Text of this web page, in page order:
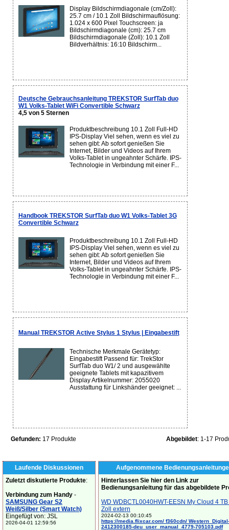
Display Bildschirmdiagonale (cm/Zoll):
25.7 cm / 10.1 Zoll Bildschirmauflösung:
1.024 x 600 Pixel Touchscreen: ja
Bildschirmdiagonale (cm): 25.7 cm
Bildschirmdiagonale (Zoll): 10.1 Zoll
Bildverhältnis: 16:10 Bildschirm...
Deutsche Gebrauchsanleitung TREKSTOR SurfTab duo
W1 Volks-Tablet WiFi Convertible Schwarz
4,5 von 5 Sternen
Produktbeschreibung 10.1 Zoll Full-HD
IPS-Display Viel sehen, wenn es viel zu
sehen gibt: Ab sofort genießen Sie
Internet, Bilder und Videos auf Ihrem
Volks-Tablet in ungeahnter Schärfe. IPS-
Technologie in Verbindung mit einer F...
Handbook TREKSTOR SurfTab duo W1 Volks-Tablet 3G
Convertible Schwarz
Produktbeschreibung 10.1 Zoll Full-HD
IPS-Display Viel sehen, wenn es viel zu
sehen gibt: Ab sofort genießen Sie
Internet, Bilder und Videos auf Ihrem
Volks-Tablet in ungeahnter Schärfe. IPS-
Technologie in Verbindung mit einer F...
Manual TREKSTOR Active Stylus 1 Stylus | Eingabestift
Technische Merkmale Gerätetyp:
Eingabestift Passend für: TrekStor
SurfTab duo W1/ 2 und ausgewählte
geeignete Tablets mit kapazitivem
Display Artikelnummer: 2055020
Ausstattung für Linkshänder geeignet: ...
Gefunden: 17 Produkte Abgebildet: 1-17
Laufende Diskussionen
Zuletzt diskutierte Produkte:
Verbindung zum Handy -
SAMSUNG Gear S2
Weiß/Silber (Smart Watch)
Eingefügt von: JSL
2026-04-01 12:59:56
Aufgenommene
Hinterlassen Sie hier den Link zur
Bedienungsanleitung für das abgebildete
WD WDBCTL0040HWT-EESN My Cloud 4
Zoll extern
2024-02-13 00:10:45
https://media.flixcar.com/ f360cdn/ Western_Digital-
2412300185-deu_user_manual_4779-705103.pdf